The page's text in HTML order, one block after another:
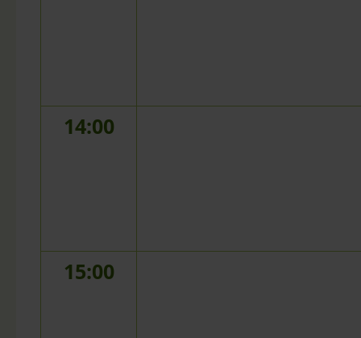
14:00
15:00